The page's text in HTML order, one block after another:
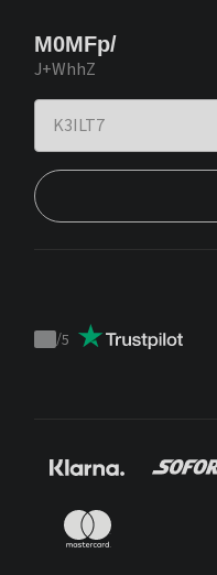
M0MFp/
J+WhhZ
Trustpilot
/5